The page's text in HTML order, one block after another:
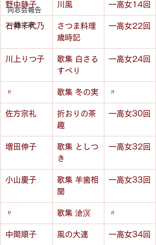
同窓会報告
一鶴文庫
野中静子 川風 一高女14回
石神千代乃
さつま料理
歳時記
一高女22回
川上りつ子
歌集 白さる
すべり
一高女24回
〃 歌集 冬の実 〃
佐方宗礼
折おりの茶
趣
一高女30回
増田伸子
歌集 としつ
き
一高女32回
小山慶子
歌集 羊歯相
聞
一高女33回
〃 歌集 滄溟 〃
中間順子 風の大連 一高女34回